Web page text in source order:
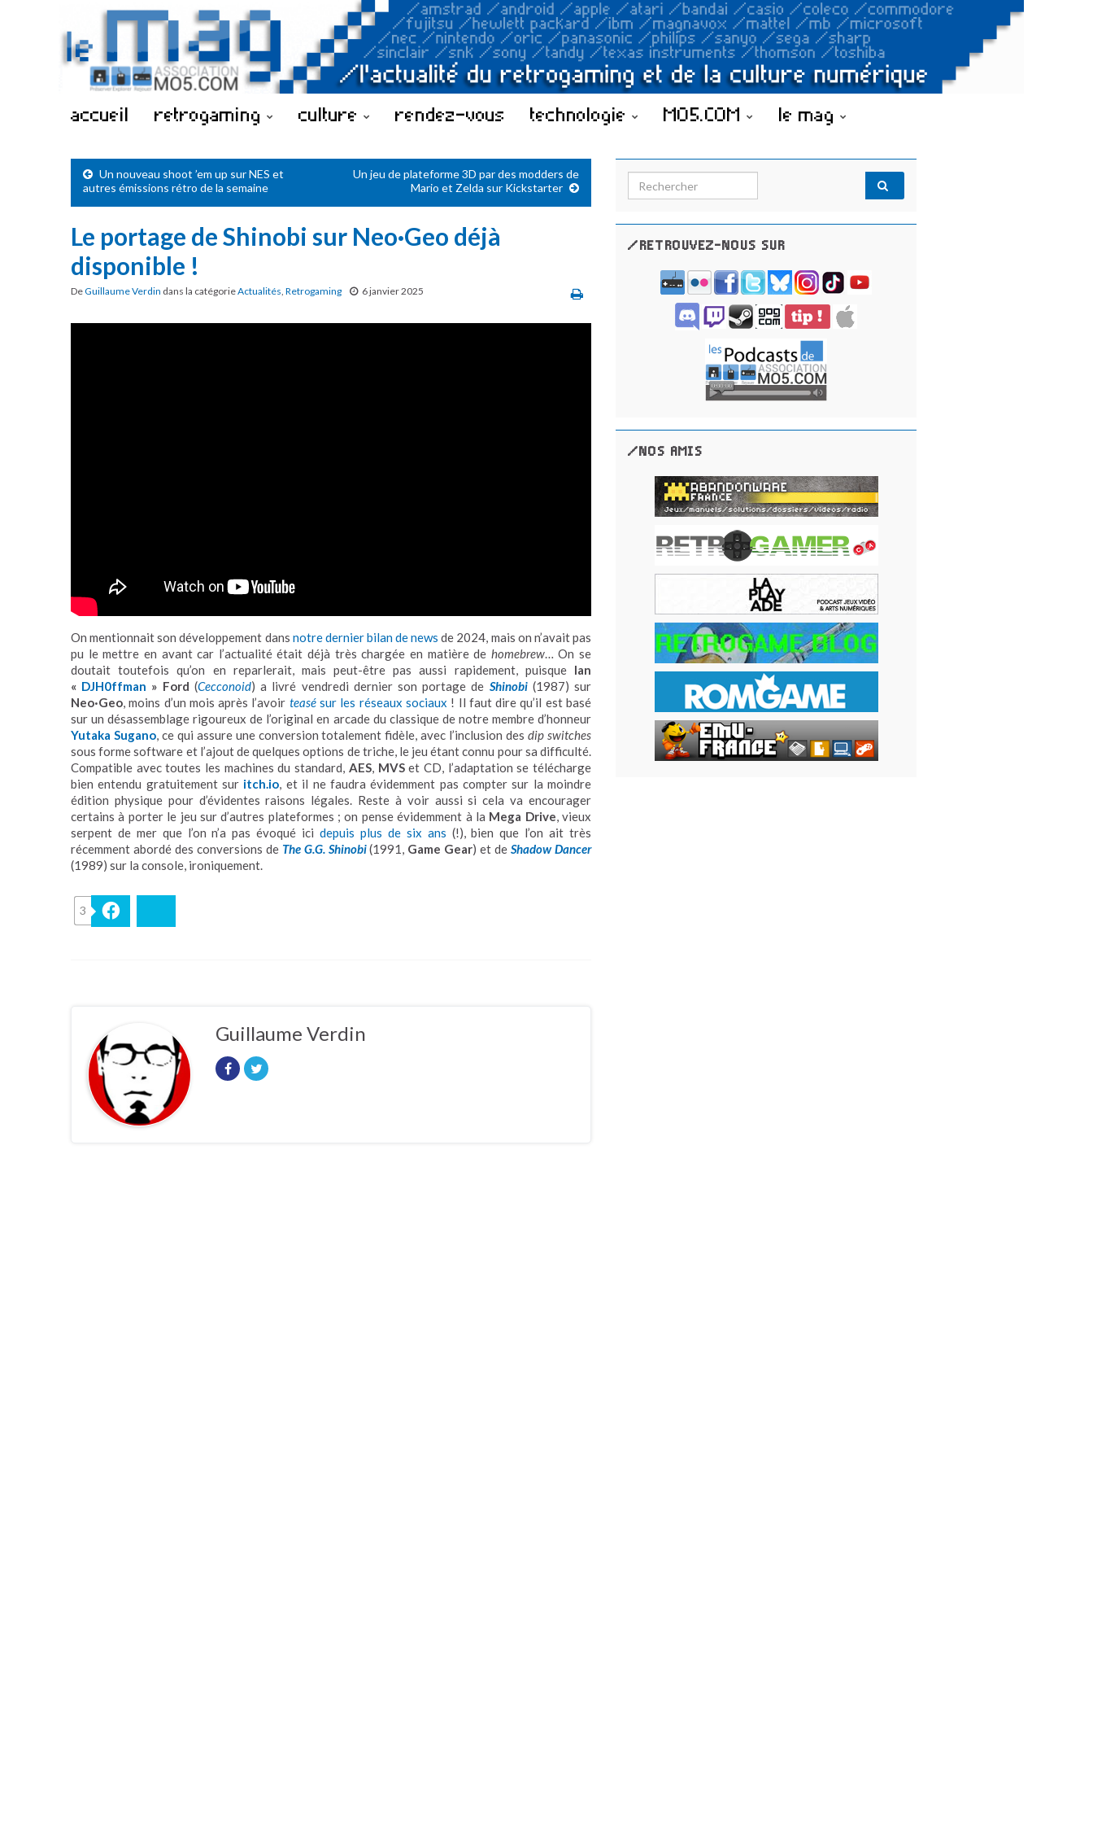
accueil retrogaming culture rendez-vous technologie MO5.COM le mag
Un nouveau shoot ’em up sur NES et
autres émissions rétro de la semaine
Un jeu de plateforme 3D par des modders de
Mario et Zelda sur Kickstarter
Le portage de Shinobi sur Neo·Geo déjà
disponible !
DeGuillaume Verdin dans la catégorieActualités, Retrogaming 6 janvier 2025
On mentionnait son développement dans notre dernier bilan de news de 2024, mais on n’avait pas
pu le mettre en avant car l’actualité était déjà très chargée en matière de homebrew… On se
doutait toutefois qu’on en reparlerait, mais peut-être pas aussi rapidement, puisque Ian
« DJH0ffman » Ford (Cecconoid) a livré vendredi dernier son portage de Shinobi(1987) sur
Neo·Geo, moins d’un mois après l’avoir teasésur les réseaux sociaux ! Il faut dire qu’il est basé
sur un désassemblage rigoureux de l’original en arcade du classique de notre membre d’honneur
Yutaka Sugano, ce qui assure une conversion totalement fidèle, avec l’inclusion desdip switches
sous forme software et l’ajout de quelques options de triche, le jeu étant connu pour sa difficulté.
Compatible avec toutes les machines du standard, AES, MVSet CD, l’adaptation se télécharge
bien entendu gratuitement sur itch.io, et il ne faudra évidemment pas compter sur la moindre
édition physique pour d’évidentes raisons légales. Reste à voir aussi si cela va encourager
certains à porter le jeu sur d’autres plateformes ; on pense évidemment à la Mega Drive, vieux
serpent de mer que l’on n’a pas évoqué icidepuis plus de six ans (!), bien que l’on ait très
récemment abordé des conversions de The G.G. Shinobi(1991, Game Gear) et deShadow Dancer
(1989) sur la console, ironiquement.
3
Guillaume Verdin
Search for:
/RETROUVEZ-NOUS SUR
/NOS AMIS